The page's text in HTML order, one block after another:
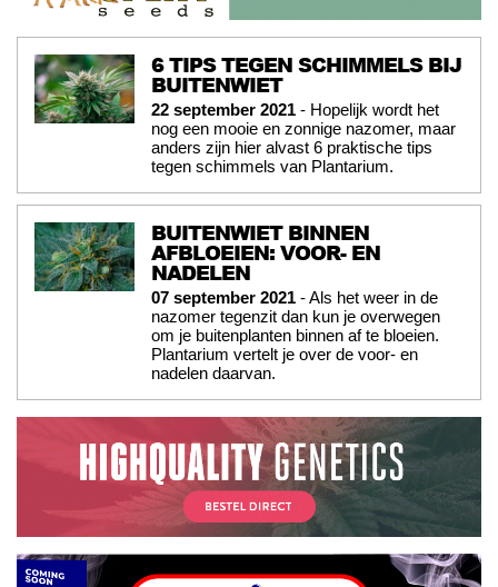
6 TIPS TEGEN SCHIMMELS BIJ
BUITENWIET
22 september 2021 - Hopelijk wordt het
nog een mooie en zonnige nazomer, maar
anders zijn hier alvast 6 praktische tips
tegen schimmels van Plantarium.
BUITENWIET BINNEN
AFBLOEIEN: VOOR- EN
NADELEN
07 september 2021 - Als het weer in de
nazomer tegenzit dan kun je overwegen
om je buitenplanten binnen af te bloeien.
Plantarium vertelt je over de voor- en
nadelen daarvan.